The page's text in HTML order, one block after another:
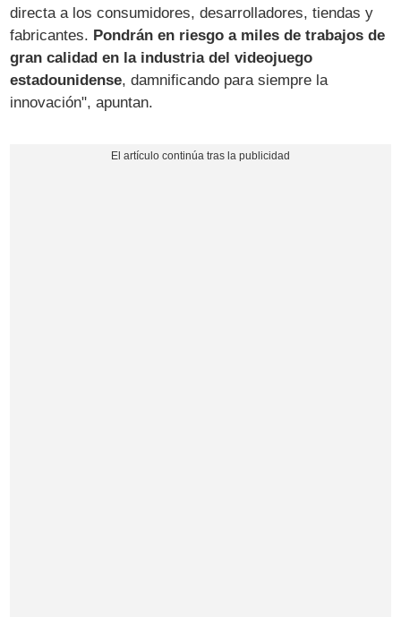
directa a los consumidores, desarrolladores, tiendas y
fabricantes. Pondrán en riesgo a miles de trabajos de
gran calidad en la industria del videojuego
estadounidense, damnificando para siempre la
innovación", apuntan.